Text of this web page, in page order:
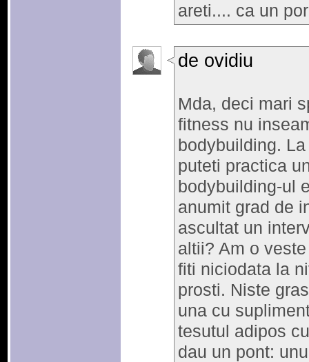
areti.... ca un
de ovidiu
Mda, deci mari
fitness nu
bodybuilding.
puteti practica
bodybuilding-ul
anumit grad de
ascultat un
altii? Am o
fiti niciodata la
prosti. Niste
una cu
tesutul adipos
dau un pont: